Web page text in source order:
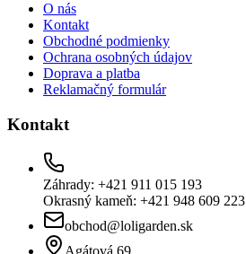
O nás
Kontakt
Obchodné podmienky
Ochrana osobných údajov
Doprava a platba
Reklamačný formulár
Kontakt
Záhrady: +421 911 015 193
Okrasný kameň: +421 948 609 223
obchod@loligarden.sk
Agátová 69